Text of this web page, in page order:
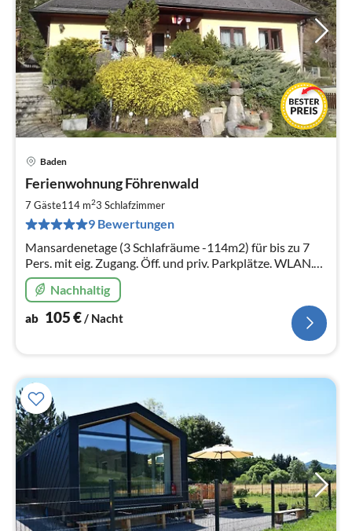
Baden
Ferienwohnung Föhrenwald
7 Gäste114 m23 Schlafzimmer
9 Bewertungen
Mansardenetage (3 Schlafräume -114m2) für bis zu 7
Pers. mit eig. Zugang. Öff. und priv. Parkplätze. WLAN.
Im Wienerwald - Ortsteil Einöde (Gemeinde
Pfaffstätten). Auto erford.
Nachhaltig
ab 105€/ Nacht